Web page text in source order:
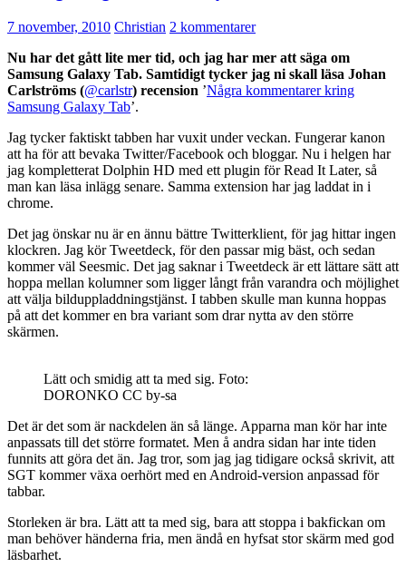
7 november, 2010 Christian 2 kommentarer
Nu har det gått lite mer tid, och jag har mer att säga om
Samsung Galaxy Tab. Samtidigt tycker jag ni skall läsa Johan
Carlströms (@carlstr) recension ’Några kommentarer kring
Samsung Galaxy Tab’.
Jag tycker faktiskt tabben har vuxit under veckan. Fungerar kanon
att ha för att bevaka Twitter/Facebook och bloggar. Nu i helgen har
jag kompletterat Dolphin HD med ett plugin för Read It Later, så
man kan läsa inlägg senare. Samma extension har jag laddat in i
chrome.
Det jag önskar nu är en ännu bättre Twitterklient, för jag hittar ingen
klockren. Jag kör Tweetdeck, för den passar mig bäst, och sedan
kommer väl Seesmic. Det jag saknar i Tweetdeck är ett lättare sätt att
hoppa mellan kolumner som ligger långt från varandra och möjlighet
att välja bilduppladdningstjänst. I tabben skulle man kunna hoppas
på att det kommer en bra variant som drar nytta av den större
skärmen.
Lätt och smidig att ta med sig. Foto:
DORONKO CC by-sa
Det är det som är nackdelen än så länge. Apparna man kör har inte
anpassats till det större formatet. Men å andra sidan har inte tiden
funnits att göra det än. Jag tror, som jag jag tidigare också skrivit, att
SGT kommer växa oerhört med en Android-version anpassad för
tabbar.
Storleken är bra. Lätt att ta med sig, bara att stoppa i bakfickan om
man behöver händerna fria, men ändå en hyfsat stor skärm med god
läsbarhet.